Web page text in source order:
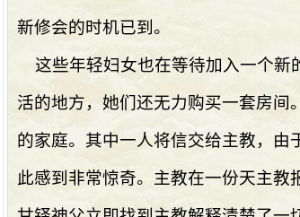
新修会的时机已到。
这些年轻妇女也在等待加入一个新
活的地方，她们还无力购买一套房间
的家庭。其中一人将信交给主教，由
此感到非常惊奇。主教在一份天主